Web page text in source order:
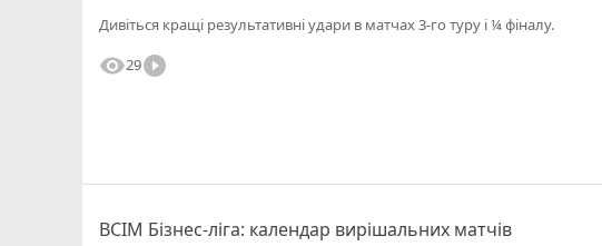
Дивіться кращі результативні удари в матчах 3-го туру і ¼ фіналу.
visibility29play_circle_filled
ВСІМ Бізнес-ліга: календар вирішальних матчів